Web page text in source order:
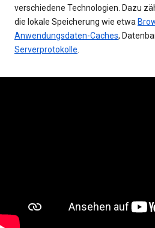
verschiedene Technologien. Dazu
die lokale Speicherung wie etwa
Anwendungsdaten-Caches,
Serverprotokolle